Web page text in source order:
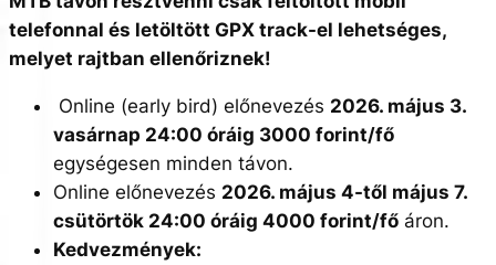
telefonnal és letöltött GPX track-el lehetséges,
melyet rajtban ellenőriznek!
Online (early bird) előnevezés 2026. május 3.
vasárnap 24:00 óráig 3000 forint/fő
egységesen minden távon.
Online előnevezés 2026. május 4-től május 7.
csütörtök 24:00 óráig 4000 forint/fő áron.
Kedvezmények: